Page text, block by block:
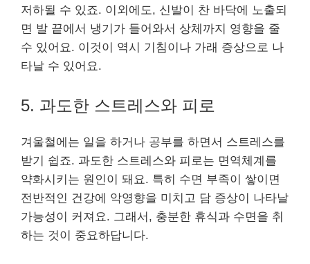
저하될 수 있죠. 이외에도, 신발이 찬 바닥에 노출되
면 발 끝에서 냉기가 들어와서 상체까지 영향을 줄
수 있어요. 이것이 역시 기침이나 가래 증상으로 나
타날 수 있어요.
5. 과도한 스트레스와 피로
겨울철에는 일을 하거나 공부를 하면서 스트레스를
받기 쉽죠. 과도한 스트레스와 피로는 면역체계를
약화시키는 원인이 돼요. 특히 수면 부족이 쌓이면
전반적인 건강에 악영향을 미치고 담 증상이 나타날
가능성이 커져요. 그래서, 충분한 휴식과 수면을 취
하는 것이 중요하답니다.